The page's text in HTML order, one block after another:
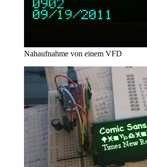
Nahaufnahme von einem VFD